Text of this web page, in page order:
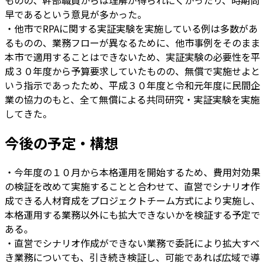
早であるという意見が多かった。
・他市でRPAに関する実証実験を実施している例は多数があ
るものの、業務フローが異なるために、他市事例をそのまま
本市で適用することはできないため、実証実験の必要性を平
成３０年度から予算要求していたものの、無償で実施せよと
いう指示であったため、平成３０年度と令和元年度に民間企
業の協力のもと、全て無償による共同研究・実証実験を実施
してきた。
今後の予定・構想
・今年度の１０月から本格運用を開始するため、費用対効果
の検証を改めて実施することと合わせて、直営でシナリオ作
成できる人材育成をプロジェクトチーム方式により実施し、
本格運用する業務以外にも拡大できないかを検証する予定で
ある。
・直営でシナリオ作成ができない業務で委託により拡大すべ
き業務についても、引き続き検証し、可能であれば広域で導